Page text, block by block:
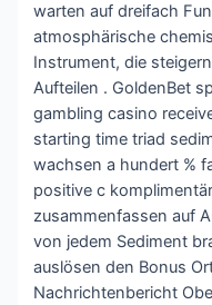
warten auf dreifach
atmosphärische
Instrument, die
Aufteilen . GoldenBet
gambling casino
starting time triad
wachsen a hundert %
positive c
zusammenfassen auf
von jedem Sediment
auslösen den Bonus
Nachrichtenbericht